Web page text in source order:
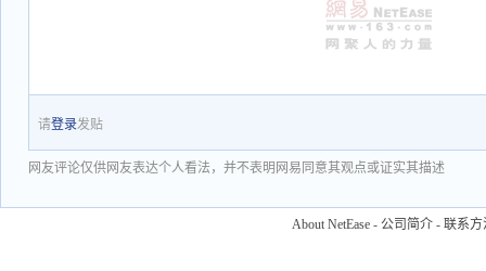
请登录发贴
网友评论仅供网友表达个人看法，并不表明网易同意其观点或证实其描述
About NetEase - 公司简介 - 联系方